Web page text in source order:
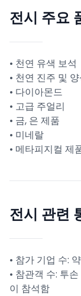
전시 주요
• 천연 유색 보석
• 천연 진주 및
• 다이아몬드
• 고급 주얼리
• 금, 은 제품
• 미네랄
• 메타피지컬 제
전시 관련
• 참가 기업 수:
• 참관객 수: 투
이 참석함